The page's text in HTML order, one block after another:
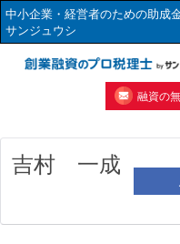
中小企業・経営者のための助成
サンジュウシ
融資の
吉村 一成